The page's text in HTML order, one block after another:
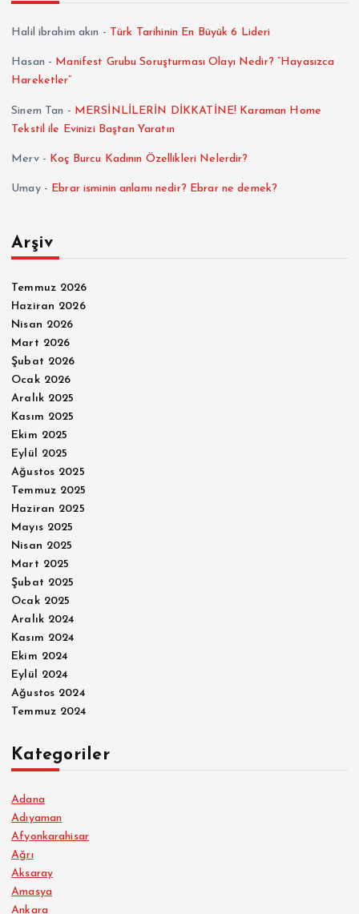
Halil ibrahim akın - Türk Tarihinin En Büyük 6 Lideri
Hasan - Manifest Grubu Soruşturması Olayı Nedir? “Hayasızca
Hareketler”
Sinem Tan - MERSİNLİLERİN DİKKATİNE! Karaman Home
Tekstil ile Evinizi Baştan Yaratın
Merv- Koç Burcu Kadının Özellikleri Nelerdir?
Umay- Ebrar isminin anlamı nedir? Ebrar ne demek?
Arşiv
Temmuz 2026
Haziran 2026
Nisan 2026
Mart 2026
Şubat 2026
Ocak 2026
Aralık 2025
Kasım 2025
Ekim 2025
Eylül 2025
Ağustos 2025
Temmuz 2025
Haziran 2025
Mayıs 2025
Nisan 2025
Mart 2025
Şubat 2025
Ocak 2025
Aralık 2024
Kasım 2024
Ekim 2024
Eylül 2024
Ağustos 2024
Temmuz 2024
Kategoriler
Adana
Adıyaman
Afyonkarahisar
Ağrı
Aksaray
Amasya
Ankara